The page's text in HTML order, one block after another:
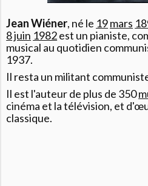
Jean Wiéner, né le 19mars
8juin 1982est un pianiste,
musical au quotidien
1937.
Il resta un militant
Il est l'auteur de plus de 350
cinéma et la télévision, et
classique.